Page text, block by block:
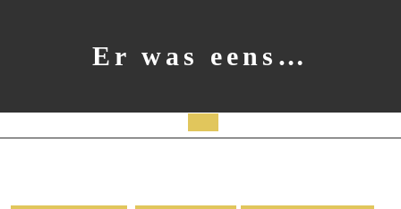
Er was eens…